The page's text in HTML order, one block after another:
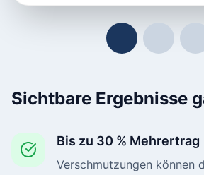
Sichtbare Ergebnisse
Bis zu 30 % Mehrertrag
Verschmutzungen können